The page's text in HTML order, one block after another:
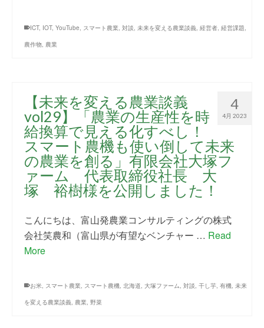
ICT, IOT, YouTube, スマート農業, 対談, 未来を変える農業談義, 経営者, 経営課題,
農作物, 農業
4
4月 2023
【未来を変える農業談義
vol29】「農業の生産性を時
給換算で見える化すべし！
スマート農機も使い倒して未来
の農業を創る」有限会社大塚フ
ァーム 代表取締役社長 大
塚 裕樹様を公開しました！
こんにちは、富山発農業コンサルティングの株式
会社笑農和（富山県が有望なベンチャー … Read
More
お米, スマート農業, スマート農機, 北海道, 大塚ファーム, 対談, 干し芋, 有機, 未来
を変える農業談義, 農業, 野菜